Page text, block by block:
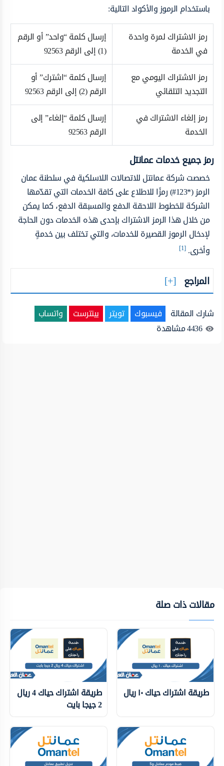
باستخدام الرموز والأكواد التالية:
رمز الاشتراك لمرة واحدة
في الخدمة
إرسال كلمة “واحد” أو الرقم
(1) إلى الرقم 92563
رمز الاشتراك اليومي مع
التجديد التلقائي
إرسال كلمة “اشترك” أو
الرقم (2) إلى الرقم 92563
رمز إلغاء الاشتراك في
الخدمة
إرسال كلمة “إلغاء” إلى
الرقم 92563
رمز جميع خدمات عمانتل
خصصت شركة عمانتل للاتصالات اللاسلكية في سلطنة عمان
الرمز (*123#) رمزًا للاطلاع على كافة الخدمات التي تقدّمها
الشركة للخطوط اللاحقة الدفع والمسبقة الدفع، كما يمكن
من خلال هذا الرمز الاشتراك بإحدى هذه الخدمات دون الحاجة
لإدخال الرموز القصيرة للخدمات، والتي تختلف بين خدمةٍ
وأخرى.[1]
المراجع
شارك المقالة فيسبوك تويتر بينترست
واتساب
4436مشاهدة
مقالات ذات صلة
طريقة اشتراك حياك ١٠ ريال طريقة اشتراك حياك 4 ريال
2 جيجا بايت